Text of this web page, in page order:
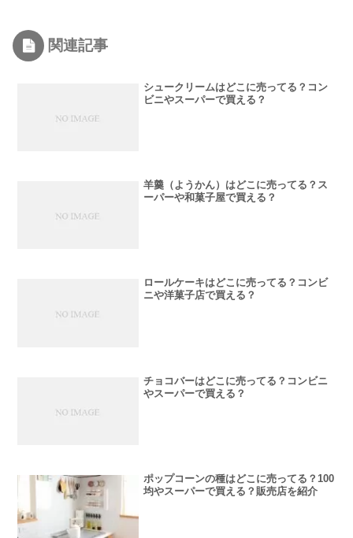
関連記事
シュークリームはどこに売ってる？コン
ビニやスーパーで買える？
羊羹（ようかん）はどこに売ってる？ス
ーパーや和菓子屋で買える？
ロールケーキはどこに売ってる？コンビ
ニや洋菓子店で買える？
チョコバーはどこに売ってる？コンビニ
やスーパーで買える？
ポップコーンの種はどこに売ってる？100
均やスーパーで買える？販売店を紹介